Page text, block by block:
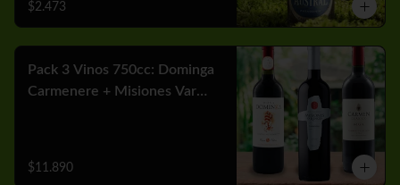
$2.473
Pack 3 Vinos 750cc: Dominga
Carmenere + Misiones Var
$11.890